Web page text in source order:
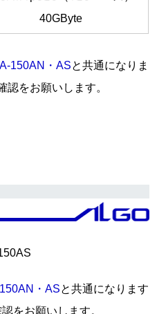
40GByte
150AN・ASと共通になりま
認をお願いします。
・ASと共通になります
をお願いします。